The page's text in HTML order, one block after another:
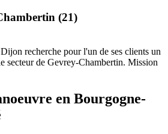
(21)
recherche pour l'un de ses clients un
secteur de Gevrey-Chambertin. Mission
en Bourgogne-